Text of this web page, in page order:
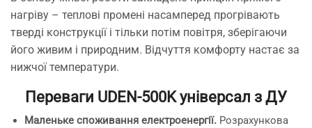
нагріву – теплові промені насамперед прогрівають
тверді конструкції і тільки потім повітря, зберігаючи
його живим і природним. Відчуття комфорту настає за
нижчої температури.
Переваги UDEN-500K універсал з ДУ
Маленьке споживання електроенергії. Розрахункова